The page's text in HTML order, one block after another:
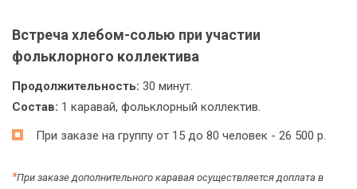
Встреча хлебом-солью при участии
фольклорного коллектива
Продолжительность: 30 минут.
Состав: 1 каравай, фольклорный коллектив.
При заказе на группу от 15 до 80 человек - 26 500 р.
*При заказе дополнительного каравая осуществляется доплата в